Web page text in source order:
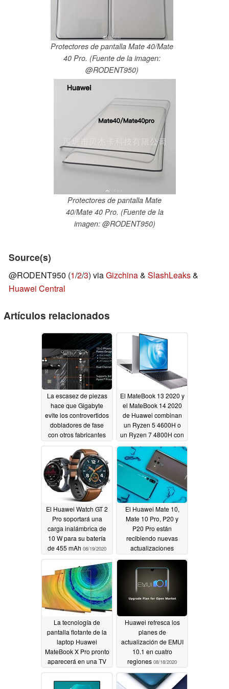
Protectores de pantalla Mate 40/Mate
40 Pro. (Fuente de la imagen:
@RODENT950)
Protectores de pantalla Mate
40/Mate 40 Pro. (Fuente de la
imagen: @RODENT950)
Source(s)
@RODENT950 (1/2/3) viaGizchina& SlashLeaks&
Huawei Central
Artículos relacionados
La escasez de piezas
hace que Gigabyte
evite los controvertidos
dobladores de fase
con otros fabricantes
sigan08/23/2020
El MateBook 13 2020 y
el MateBook 14 2020
de Huawei combinan
un Ryzen 5 4600H o
un Ryzen 7 4800H con
de aspecto 2K y 3:2
08/19/2020
El Huawei Watch GT 2
Pro soportará una
carga inalámbrica de
10 W para su batería
de 455 mAh 08/19/2020
El Huawei Mate 10,
Mate 10 Pro, P20 y
P20 Pro están
recibiendo nuevas
actualizaciones
08/19/2020
La tecnología de
pantalla flotante de la
laptop Huawei
MateBook X Pro pronto
aparecerá en una TV
Huawei refresca los
planes de
actualización de EMUI
10.1 en cuatro
regiones 08/18/2020